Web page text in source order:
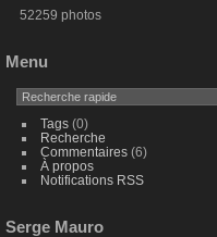
52259 photos
Menu
Tags(0)
Recherche
Commentaires(6)
À propos
Notifications RSS
Serge Mauro